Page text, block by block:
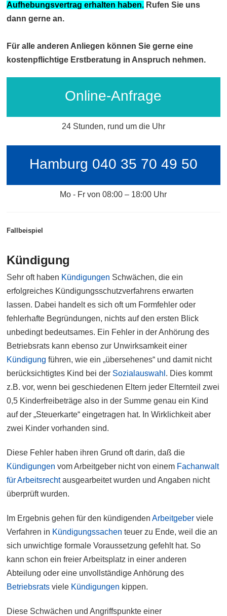
Aufhebungsvertrag erhalten haben. Rufen Sie uns
dann gerne an.
Für alle anderen Anliegen können Sie gerne eine
kostenpflichtige Erstberatung in Anspruch nehmen.
Online-Anfrage
24 Stunden, rund um die Uhr
Hamburg 040 35 70 49 50
Mo - Fr von 08:00 – 18:00 Uhr
Fallbeispiel
Kündigung
Sehr oft haben Kündigungen Schwächen, die ein
erfolgreiches Kündigungsschutzverfahrens erwarten
lassen. Dabei handelt es sich oft um Formfehler oder
fehlerhafte Begründungen, nichts auf den ersten Blick
unbedingt bedeutsames. Ein Fehler in der Anhörung des
Betriebsrats kann ebenso zur Unwirksamkeit einer
Kündigung führen, wie ein „übersehenes“ und damit nicht
berücksichtigtes Kind bei der Sozialauswahl . Dies kommt
z.B. vor, wenn bei geschiedenen Eltern jeder Elternteil zwei
0,5 Kinderfreibeträge also in der Summe genau ein Kind
auf der „Steuerkarte“ eingetragen hat. In Wirklichkeit aber
zwei Kinder vorhanden sind.
Diese Fehler haben ihren Grund oft darin, daß die
Kündigungen vom Arbeitgeber nicht von einem Fachanwalt
für Arbeitsrechtausgearbeitet wurden und Angaben nicht
überprüft wurden.
Im Ergebnis gehen für den kündigendenArbeitgeber viele
Verfahren in Kündigungssachen teuer zu Ende, weil die an
sich unwichtige formale Voraussetzung gefehlt hat. So
kann schon ein freier Arbeitsplatz in einer anderen
Abteilung oder eine unvollständige Anhörung des
Betriebsrats viele Kündigungen kippen.
Diese Schwächen und Angriffspunkte einer